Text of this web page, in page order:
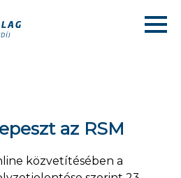
az RSM
közvetítésében a